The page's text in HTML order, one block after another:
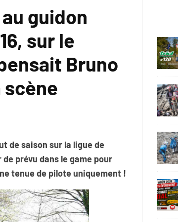
guidon
sur le
Bruno
scène
de saison sur la ligue de
prévu dans le game pour
tenue de pilote uniquement !